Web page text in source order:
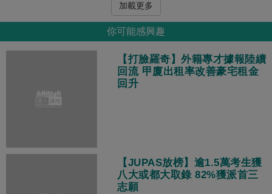
加載更多
你可能感興趣
【打臉羅奇】外籍專才據報陸續
回流 甲廈出租率改善豪宅租金
回升
【JUPAS放榜】逾1.5萬考生獲
八大或都大取錄 82%獲派首三
志願